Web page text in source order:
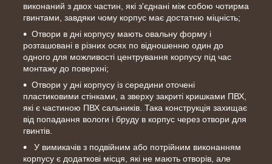
виконаний з двох частин, які з'єднані між собою чотирма
гвинтами, завдяки чому корпус має достатню міцність;
Отвори в дні корпусу мають овальну форму і
розташовані в різних осях по відношенню один до
одного для можливості центрування корпусу під час
монтажу до поверхні;
Отвори у дні корпусу із середини оточені
пластиковими стінками, а зверху закриті кришками ПВХ,
які є частиною ПВХ сальників. Така конструкція захищає
від попадання вологи і бруду в корпус через отвори для
гвинтів.
У вимикачів з подвійним або потрійним виконанням
корпусу є додаткові місця, які не мають отворів, але